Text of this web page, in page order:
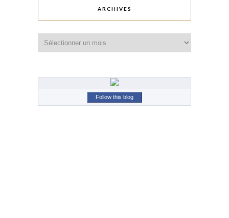
ARCHIVES
Follow this blog